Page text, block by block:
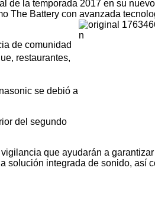
la temporada 2017 en su
The Battery con avanzada
de comunidad
restaurantes,
se debió a
del segundo
que ayudarán a
integrada de sonido, así